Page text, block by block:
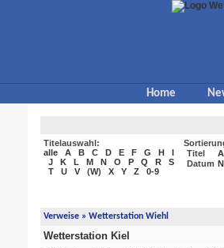
Home
Titelauswahl:
alle
A B C D E F G H
I
J
K L M N O P Q R
S
T
U V (W) X Y Z 0-9
Titel
Datum
Verweise » Wetterstation Wiehl
Wetterstation Kiel